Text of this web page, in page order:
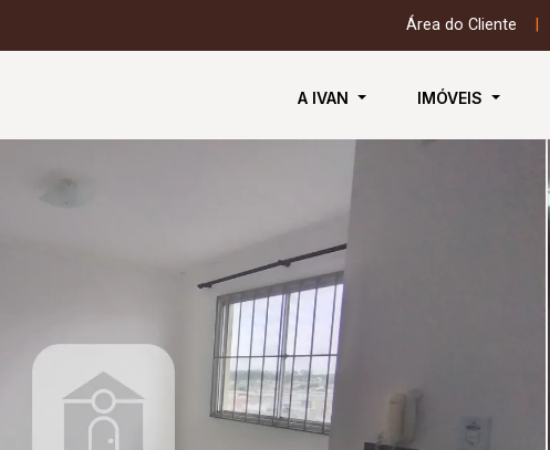
Área do Cliente
A IVAN IMÓVEIS